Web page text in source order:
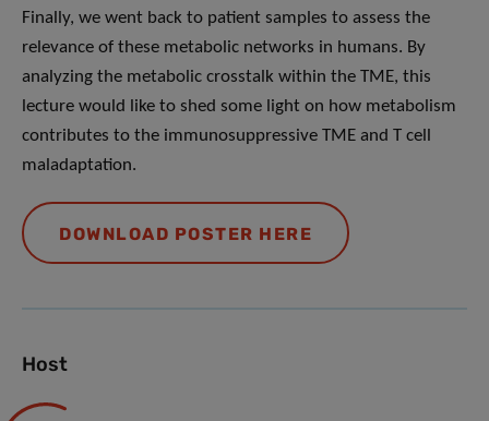
Finally, we went back to patient samples to assess the
relevance of these metabolic networks in humans. By
analyzing the metabolic crosstalk within the TME, this
lecture would like to shed some light on how metabolism
contributes to the immunosuppressive TME and T cell
maladaptation.
DOWNLOAD POSTER HERE
Host